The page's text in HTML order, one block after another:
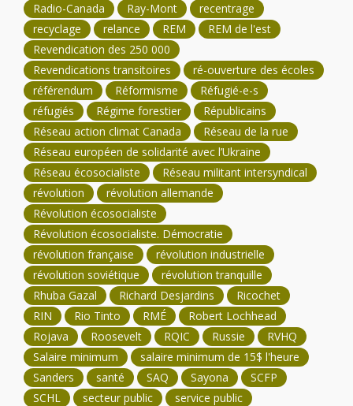
Radio-Canada
Ray-Mont
recentrage
recyclage
relance REM
REM de l'est
Revendication des 250 000
Revendications transitoires
ré-ouverture des écoles
référendum
Réformisme
Réfugié-e-s
réfugiés
Régime forestier
Républicains
Réseau action climat Canada
Réseau de la rue
Réseau européen de solidarité avec l’Ukraine
Réseau écosocialiste
Réseau militant intersyndical
révolution
révolution allemande
Révolution écosocialiste
Révolution écosocialiste. Démocratie
révolution française
révolution industrielle
révolution soviétique
révolution tranquille
Rhuba Gazal
Richard Desjardins
Ricochet
RIN
Rio Tinto RMÉ
Robert Lochhead
Rojava
Roosevelt RQIC Russie
RVHQ
Salaire minimum
salaire minimum de 15$ l'heure
Sanders
santé SAQ Sayona
SCFP
SCHL
secteur public
service public